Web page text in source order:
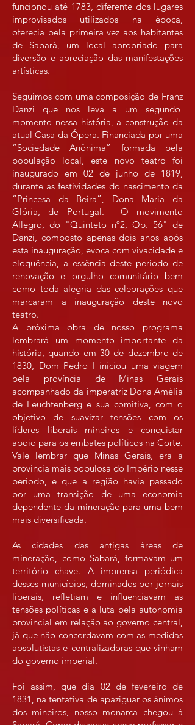
funcionou até 1783, diferente dos lugares
improvisados utilizados na época,
oferecia pela primeira vez aos habitantes
de Sabará, um local apropriado para
diversão e apreciação das manifestações
artísticas.
Seguimos com uma composição de Franz
Danzi que nos leva a um segundo
momento nessa história, a construção da
atual Casa da Ópera. Financiada por uma
“Sociedade Anônima” formada pela
população local, este novo teatro foi
inaugurado em 02 de junho de 1819,
durante as festividades do nascimento da
“Princesa da Beira”, Dona Maria da
Glória, de Portugal. O movimento
Allegro, do "Quinteto nº2, Op. 56" de
Danzi, composto apenas dois anos após
esta inauguração, evoca com vivacidade e
eloquência, a essência deste período de
renovação e orgulho comunitário bem
como toda alegria das celebrações que
marcaram a inauguração deste novo
teatro.
A próxima obra de nosso programa
lembrará um momento importante da
história, quando em 30 de dezembro de
1830, Dom Pedro I iniciou uma viagem
pela província de Minas Gerais
acompanhado da imperatriz Dona Amélia
de Leuchtenberg e sua comitiva, com o
objetivo de suavizar tensões com os
líderes liberais mineiros e conquistar
apoio para os embates políticos na Corte.
Vale lembrar que Minas Gerais, era a
província mais populosa do Império nesse
período, e que a região havia passado
por uma transição de uma economia
dependente da mineração para uma bem
mais diversificada.
As cidades das antigas áreas de
mineração, como Sabará, formavam um
território chave. A imprensa periódica
desses municípios, dominados por jornais
liberais, refletiam e influenciavam as
tensões políticas e a luta pela autonomia
provincial em relação ao governo central,
já que não concordavam com as medidas
absolutistas e centralizadoras que vinham
do governo imperial.
Foi assim, que dia 02 de fevereiro de
1831, na tentativa de apaziguar os ânimos
dos mineiros, nosso monarca chegou à